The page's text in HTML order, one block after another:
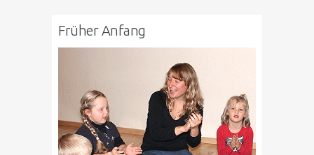
Früher Anfang